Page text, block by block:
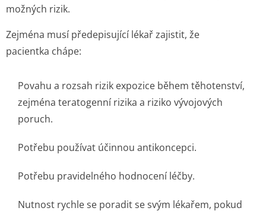
možných rizik.
Zejména musí předepisující lékař zajistit, že
pacientka chápe:
Povahu a rozsah rizik expozice během těhotenství,
zejména teratogenní rizika a riziko vývojových
poruch.
Potřebu používat účinnou antikoncepci.
Potřebu pravidelného hodnocení léčby.
Nutnost rychle se poradit se svým lékařem, pokud